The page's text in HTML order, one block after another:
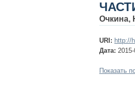
Очкина,
URI: http://
Дата:
Показать